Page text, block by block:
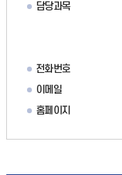
담당과목
전화번호
이메일
홈페이지